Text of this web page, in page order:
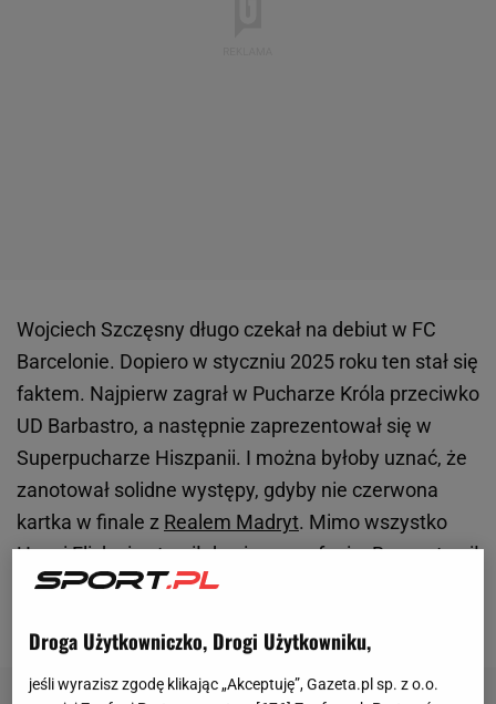
Wojciech Szczęsny długo czekał na debiut w FC
Barcelonie. Dopiero w styczniu 2025 roku ten stał się
faktem. Najpierw zagrał w Pucharze Króla przeciwko
UD Barbastro, a następnie zaprezentował się w
Superpucharze Hiszpanii. I można byłoby uznać, że
zanotował solidne występy, gdyby nie czerwona
kartka w finale z Realem Madryt. Mimo wszystko
Hansi Flick nie stracił do niego zaufania. Ba, postawił
na niego w meczu z Benfiką Lizbona w
Droga Użytkowniczko, Drogi Użytkowniku,
jeśli wyrazisz zgodę klikając „Akceptuję”, Gazeta.pl sp. z o.o.